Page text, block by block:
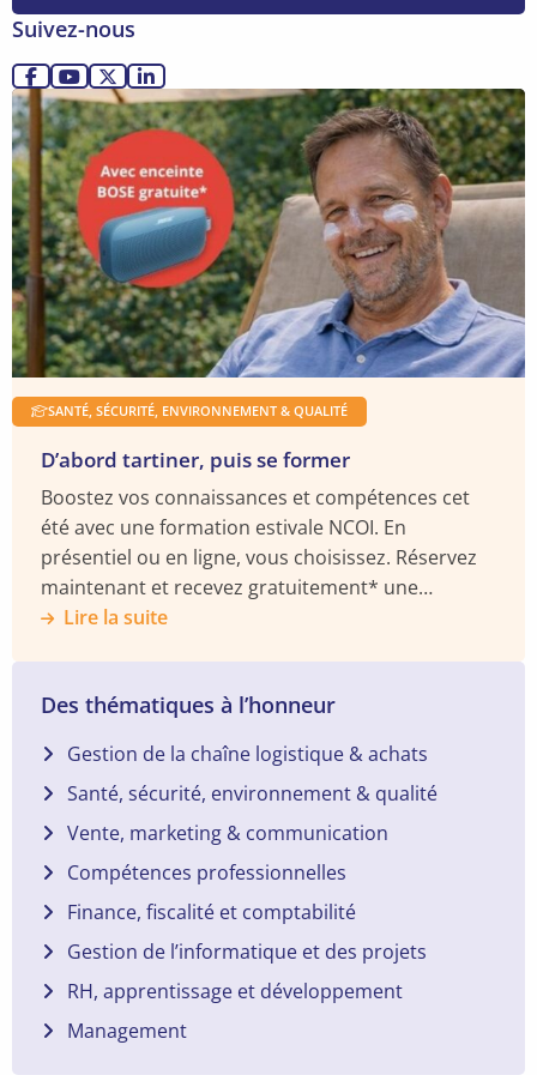
tant
que
personne
de
confiance
?
Suivez-nous
Allez
sur
Facebook
Allez
sur
YouTube
Allez
sur
X
Allez
sur
LinkedIn
D’abord tartiner, puis se former
SANTÉ, SÉCURITÉ, ENVIRONNEMENT & QUALITÉ
Boostez vos connaissances et compétences cet
été avec une formation estivale NCOI. En
présentiel ou en ligne, vous choisissez. Réservez
maintenant et recevez gratuitement* une
enceinte BOSE Soundlink.
Lire la suite
Lire
la
suite
Des thématiques à l’honneur
Gestion de la chaîne logistique & achats
Santé, sécurité, environnement & qualité
Vente, marketing & communication
Compétences professionnelles
Finance, fiscalité et comptabilité
Gestion de l’informatique et des projets
RH, apprentissage et développement
Management